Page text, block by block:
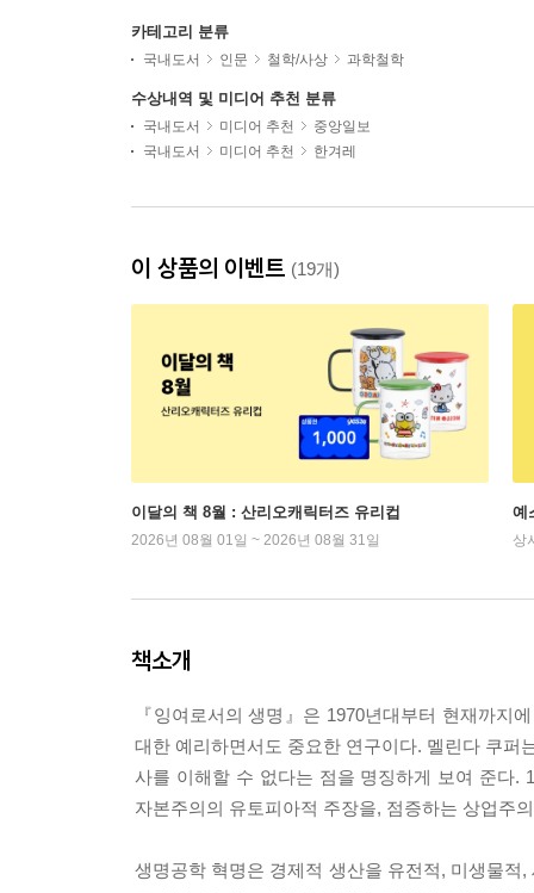
카테고리 분류
국내도서 인문 철학/사상 과학철학
수상내역 및 미디어 추천 분류
국내도서 미디어 추천
중앙일보
국내도서
미디어 추천 한겨레
이 상품의 이벤트 (19개)
이달의 책 8월 : 산리오캐릭터즈 유리컵
2026년 08월 01일 ~ 2026년 08월 31일
예
상
책소개
『잉여로서의 생명』은 1970년대부터 현재까지
대한 예리하면서도 중요한 연구이다. 멜린다 쿠퍼
사를 이해할 수 없다는 점을 명징하게 보여 준다.
자본주의의 유토피아적 주장을, 점증하는 상업주
생명공학 혁명은 경제적 생산을 유전적, 미생물